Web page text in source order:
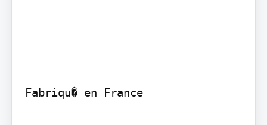
Fabriqu� en France